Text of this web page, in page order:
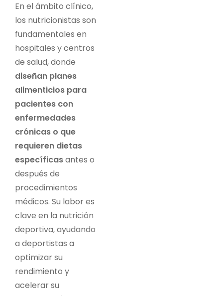
En el ámbito clínico,
los nutricionistas son
fundamentales en
hospitales y centros
de salud, donde
diseñan planes
alimenticios para
pacientes con
enfermedades
crónicas o que
requieren dietas
específicasantes o
después de
procedimientos
médicos. Su labor es
clave en la nutrición
deportiva, ayudando
a deportistas a
optimizar su
rendimiento y
acelerar su